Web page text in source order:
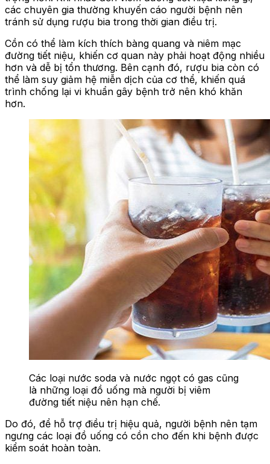
các chuyên gia thường khuyến cáo người bệnh nên
tránh sử dụng rượu bia trong thời gian điều trị.
Cồn có thể làm kích thích bàng quang và niêm mạc
đường tiết niệu, khiến cơ quan này phải hoạt động nhiều
hơn và dễ bị tổn thương. Bên cạnh đó, rượu bia còn có
thể làm suy giảm hệ miễn dịch của cơ thể, khiến quá
trình chống lại vi khuẩn gây bệnh trở nên khó khăn
hơn.
Các loại nước soda và nước ngọt có gas cũng
là những loại đồ uống mà người bị viêm
đường tiết niệu nên hạn chế.
Do đó, để hỗ trợ điều trị hiệu quả, người bệnh nên tạm
ngưng các loại đồ uống có cồn cho đến khi bệnh được
kiểm soát hoàn toàn.